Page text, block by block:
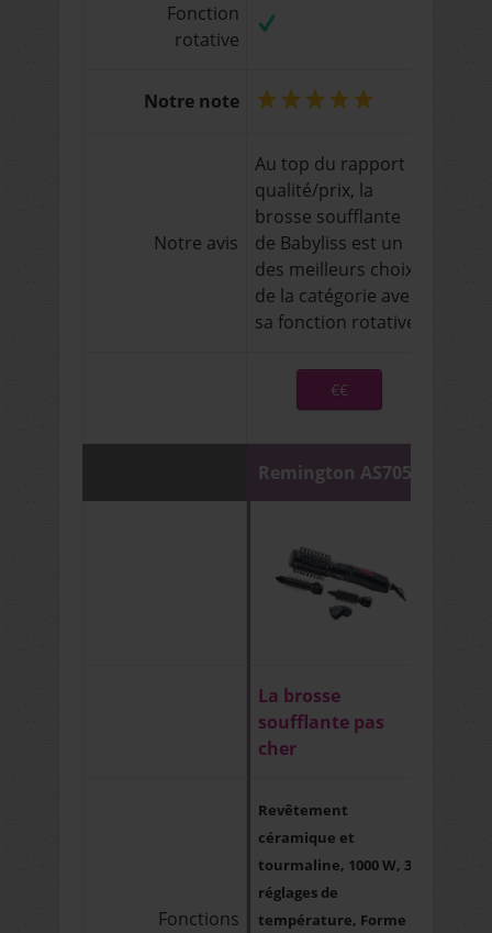
Fonction
rotative
Notre note
Notre avis
Au top du rapport
qualité/prix, la
brosse soufflante
de Babyliss est un
des meilleurs choix
de la catégorie avec
sa fonction rotative.
€€
Remington AS7051
La brosse
soufflante pas
cher
Fonctions
Revêtement
céramique et
tourmaline, 1000 W, 3
réglages de
température, Forme